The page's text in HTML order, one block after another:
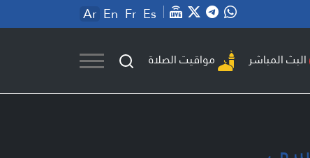
Ar En Fr Es
البث المباشر مواقيت الصلاة